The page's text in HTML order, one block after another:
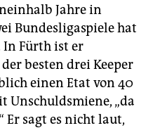
Jahre in
Bundesligaspiele hat
In Fürth ist er
besten drei Keeper
einen Etat von 40
Unschuldsmiene, „da
sagt es nicht laut,